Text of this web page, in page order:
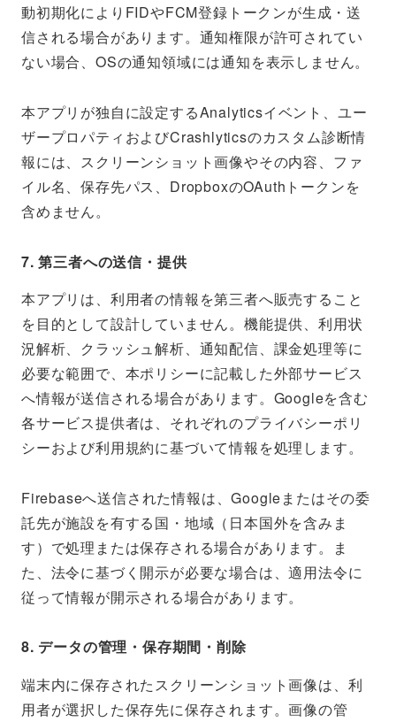
動初期化によりFIDやFCM登録トークンが生成・送
信される場合があります。通知権限が許可されてい
ない場合、OSの通知領域には通知を表示しません。
本アプリが独自に設定するAnalyticsイベント、ユー
ザープロパティおよびCrashlyticsのカスタム診断情
報には、スクリーンショット画像やその内容、ファ
イル名、保存先パス、DropboxのOAuthトークンを
含めません。
7. 第三者への送信・提供
本アプリは、利用者の情報を第三者へ販売すること
を目的として設計していません。機能提供、利用状
況解析、クラッシュ解析、通知配信、課金処理等に
必要な範囲で、本ポリシーに記載した外部サービス
へ情報が送信される場合があります。Googleを含む
各サービス提供者は、それぞれのプライバシーポリ
シーおよび利用規約に基づいて情報を処理します。
Firebaseへ送信された情報は、Googleまたはその委
託先が施設を有する国・地域（日本国外を含みま
す）で処理または保存される場合があります。ま
た、法令に基づく開示が必要な場合は、適用法令に
従って情報が開示される場合があります。
8. データの管理・保存期間・削除
端末内に保存されたスクリーンショット画像は、利
用者が選択した保存先に保存されます。画像の管